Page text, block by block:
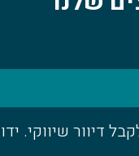
דיוור שיווקי.